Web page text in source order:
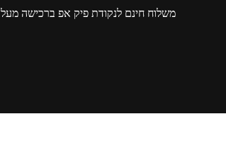
משלוח חינם לנקודת פיק אפ ברכישה מעל 150 ש"ח